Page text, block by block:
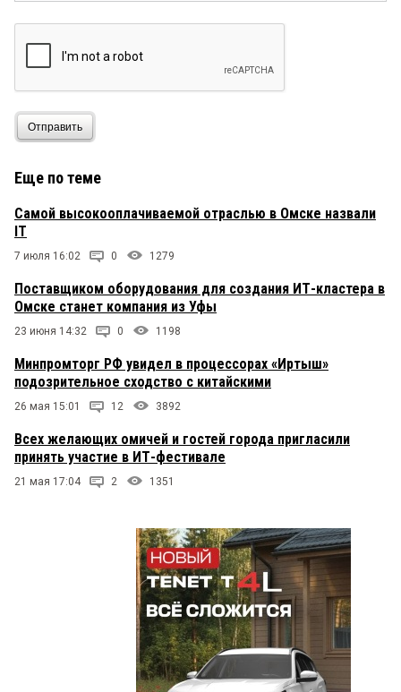
Отправить
Еще по теме
Самой высокооплачиваемой отраслью в Омске назвали
IT
7 июля 16:02 0 1279
Поставщиком оборудования для создания ИТ-кластера в
Омске станет компания из Уфы
23 июня 14:32 0 1198
Минпромторг РФ увидел в процессорах «Иртыш»
подозрительное сходство с китайскими
26 мая 15:01 12 3892
Всех желающих омичей и гостей города пригласили
принять участие в ИТ-фестивале
21 мая 17:04 2 1351